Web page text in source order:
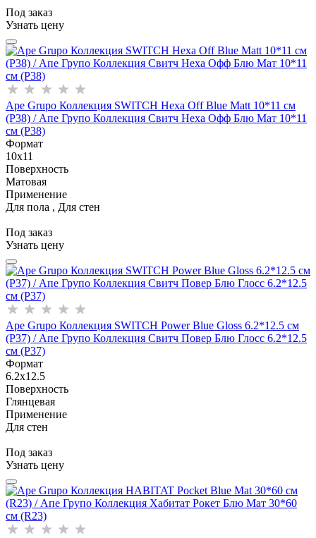
Под заказ
Узнать цену
Ape Grupo Коллекция SWITCH Hexa Off Blue Matt 10*11 см
(P38) / Апе Групо Коллекция Свитч Неха Офф Блю Мат 10*11
см (Р38)
Формат
10x11
Поверхность
Матовая
Применение
Для пола , Для стен
Под заказ
Узнать цену
Ape Grupo Коллекция SWITCH Power Blue Gloss 6.2*12.5 см
(P37) / Апе Групо Коллекция Свитч Повер Блю Глосс 6.2*12.5
см (Р37)
Формат
6.2x12.5
Поверхность
Глянцевая
Применение
Для стен
Под заказ
Узнать цену